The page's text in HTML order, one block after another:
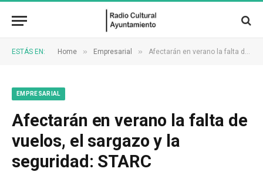
ESTÁS EN: Home » Empresarial » Afectarán en verano la falta de vuelos, el sargazo y la seguridad: STARC
EMPRESARIAL
Afectarán en verano la falta de
vuelos, el sargazo y la
seguridad: STARC